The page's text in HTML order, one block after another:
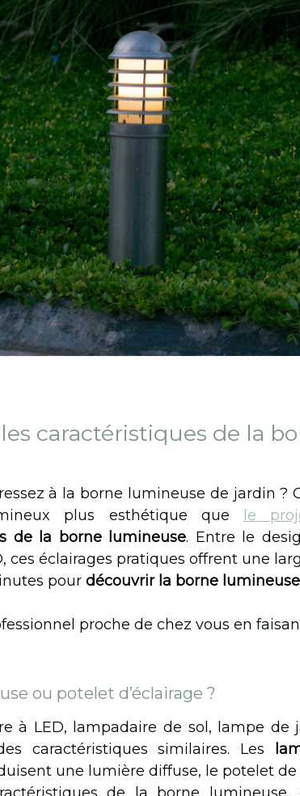
caractéristiques de la
à la borne lumineuse de jardin ?
plus esthétique que
le
de la borne lumineuse. Entre le
ces éclairages pratiques offrent une
pour découvrir la borne
proche de chez vous en
ou potelet d’éclairage ?
à LED, lampadaire de sol, lampe
caractéristiques similaires. Les
une lumière diffuse, le potelet